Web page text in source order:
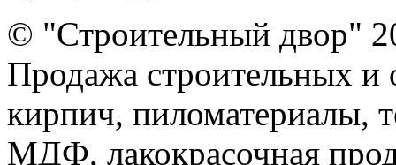
© "Строительный двор"
Продажа строительных и
кирпич, пиломатериалы,
МДФ, лакокрасочная